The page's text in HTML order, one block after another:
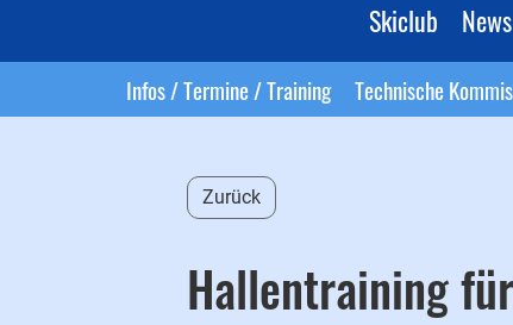
Skiclub News
Infos / Termine / Training Technische
Zurück
Hallentraining